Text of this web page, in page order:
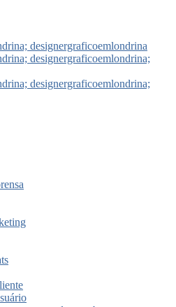
designergraficoemlondrina
designergraficoemlondrina;
designergraficoemlondrina;